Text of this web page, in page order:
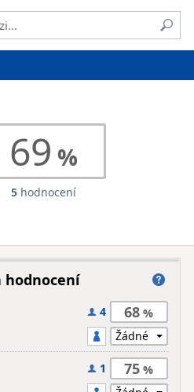
69
5hodnocení
hodnocení
4 68
1 75